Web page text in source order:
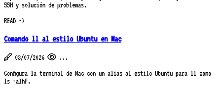
SSH y solución de problemas.
READ ->
Comando ll al estilo Ubuntu en Mac
03/07/2026
...
Configura la terminal de Mac con un alias al estilo Ubuntu para ll como
ls -alhF.